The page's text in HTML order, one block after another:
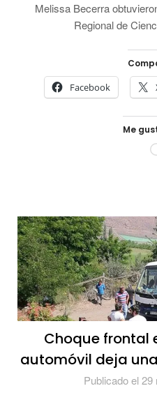
Melissa Becerra
Regional de
Facebook
Me
Choque frontal
automóvil deja
Publicado el